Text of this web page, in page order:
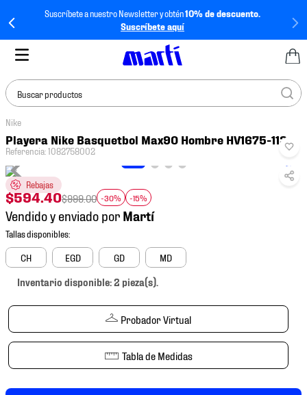
Suscríbete a nuestro Newsletter y obtén10% de descuento.
Suscríbete aquí
Buscar productos
Nike
Playera Nike Basquetbol Max90 Hombre HV1675-113
Referencia:1082758002
Rebajas
$594.40$999.00 -30% -15%
Vendido y enviado por
CH EGD GD MD
Inventario disponible: 2 pieza(s).
Probador Virtual
Tabla de Medidas
TÉRMINOS MÁS
BUSCADOS
1.
2.
tenis hombre
3.
tenis
4.
tenis futbol
5.
mochila
6.
jersey
10. tenis nike